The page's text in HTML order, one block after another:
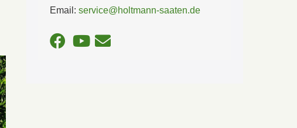
Email: service@holtmann-saaten.de